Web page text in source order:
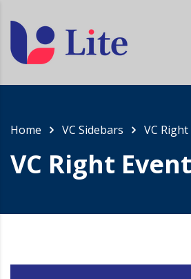
Home VC Sidebars VC
VC Right